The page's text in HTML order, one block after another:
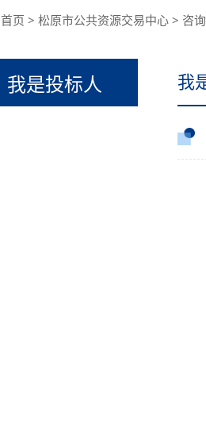
首页 > 松原市公共资源交易中心 > 咨
我是投标人 我